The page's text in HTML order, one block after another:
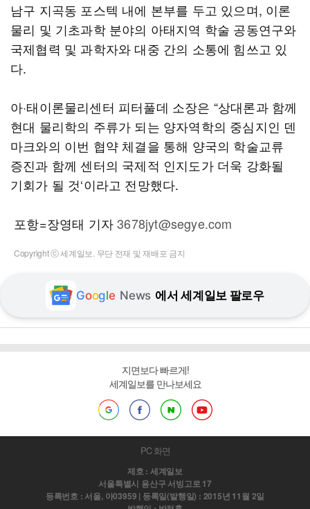
남구 지곡동 포스텍 내에 본부를 두고 있으며, 이론
물리 및 기초과학 분야의 아태지역 학술 공동연구와
국제협력 및 과학자와 대중 간의 소통에 힘쓰고 있
다.
아·태이론물리센터 피터풀데 소장은 “상대론과 함께
현대 물리학의 주류가 되는 양자역학의 중심지인 덴
마크와의 이번 협약 체결을 통해 양국의 학술교류
증진과 함께 센터의 국제적 인지도가 더욱 강화될
기회가 될 것‘이라고 전망했다.
포항=장영태 기자3678jyt@segye.com
Copyright ⓒ 세계일보. 무단 전재 및 재배포 금지
Google News 에서 세계일보 팔로우
지면보다 빠르게!
세계일보를 만나보세요
PC 화면
제호 : 세계일보
서울특별시 용산구 서빙고로 17
등록번호 : 서울, 아03959 | 등록일(발행일) : 2015년 11월 2일